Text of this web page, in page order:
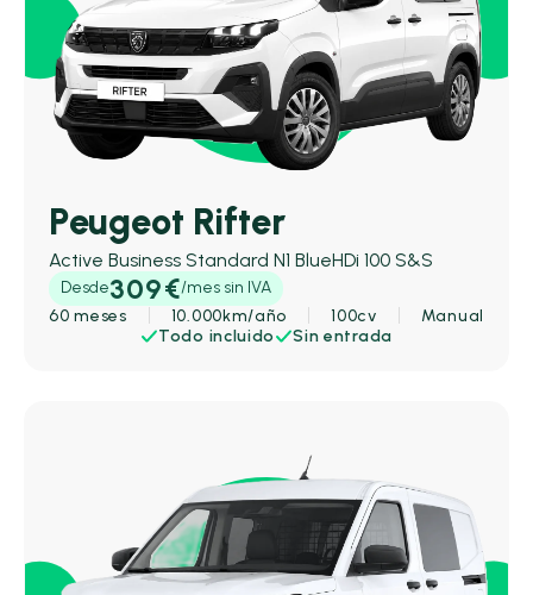
Peugeot Rifter
Active Business Standard N1 BlueHDi 100 S&S
Desde309€/mes sin IVA
60 meses
10.000km/año 100cv
Manual
Todo incluido
Sin entrada